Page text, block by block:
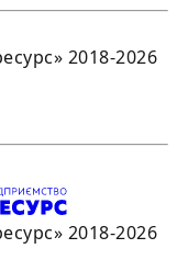
2018-2026
2018-2026